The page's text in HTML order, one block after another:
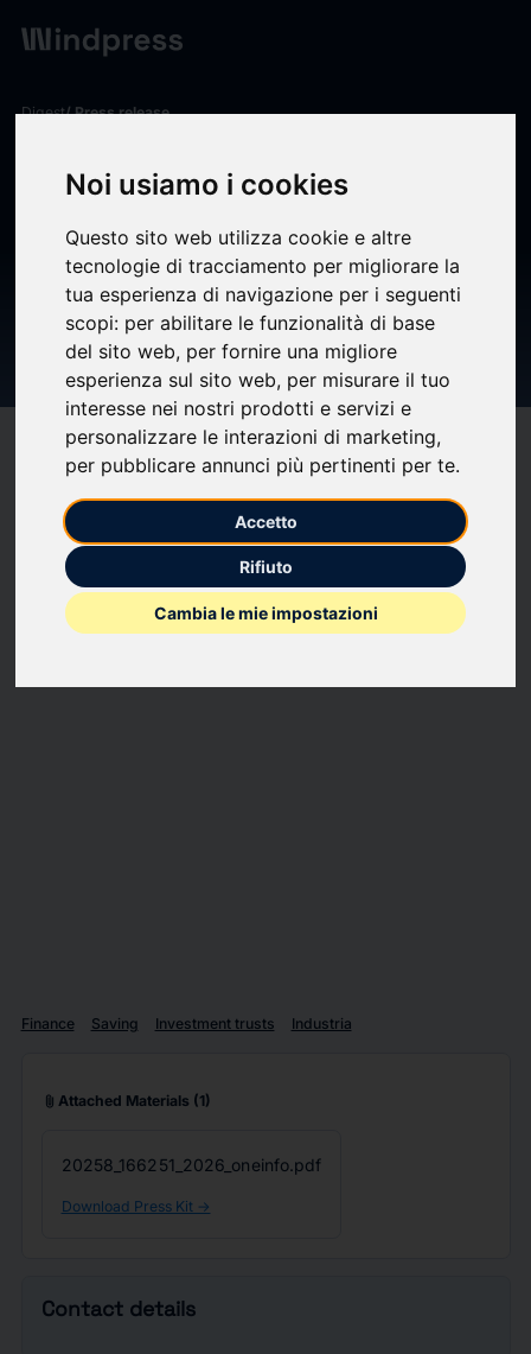
Noi usiamo i cookies
Questo sito web utilizza cookie e altre
tecnologie di tracciamento per migliorare la
tua esperienza di navigazione per i seguenti
scopi: per abilitare le funzionalità di base
del sito web, per fornire una migliore
esperienza sul sito web, per misurare il tuo
interesse nei nostri prodotti e servizi e
personalizzare le interazioni di marketing,
per pubblicare annunci più pertinenti per te.
Accetto
Rifiuto
Cambia le mie impostazioni
Digest/ Press release
Solid World Group S.p.A.:
relazione della società di
revisione indipendente ai
sensi degli artt. 14 del d.lgs.
27 gennaio 2010, n. 39
Compatibility help
bookmark_borderupload
Solid World Group S.p.A.: relazione della società di revisione
indipendente ai sensi degli artt. 14 del d.lgs. 27 gennaio 2010, n. 39
Finance Saving Investment trusts Industria
attach_file Attached Materials (1)
20258_166251_2026_oneinfo.pdf
Download Press Kit ->
Contact details